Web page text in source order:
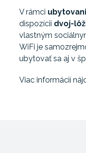
V rámci
dispozícii dvoj-
vlastným
WiFi je
ubytovať sa aj v
Viac informácií